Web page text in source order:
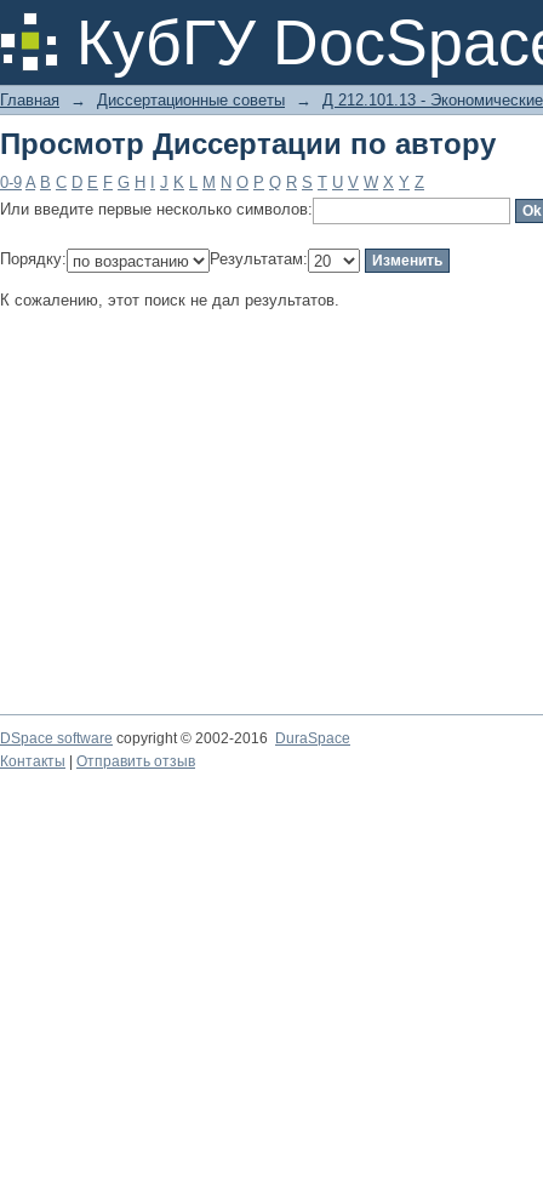
КубГУ
Просмотр Диссертации по автору
Главная → Диссертационные советы → Д 212.101.13 -
Просмотр Диссертации по автору
0-9 A B C D E F G H J K L M N O P Q R S T U V W X Y Z
Или введите первые несколько символов:
Порядку: Результатам:
К сожалению, этот поиск не дал результатов.
DSpace software copyright © 2002-2016
DuraSpace
Контакты
Отправить отзыв